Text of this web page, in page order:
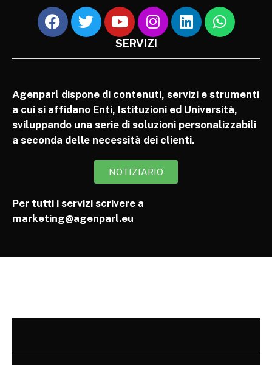
SERVIZI
Agenparl dispone di contenuti, servizi e strumenti
a cui si affidano Enti, Istituzioni ed Università,
sviluppando una serie di soluzioni personalizzabili
a seconda delle necessità dei clienti.
NOTIZIARIO
Per tutti i servizi scrivere a
marketing@agenparl.eu